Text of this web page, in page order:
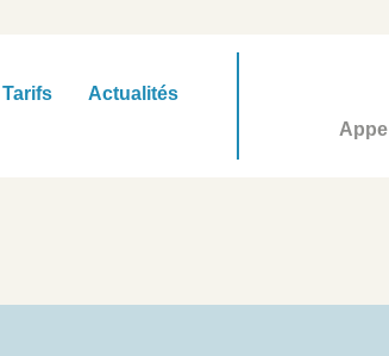
Tarifs
Actualités